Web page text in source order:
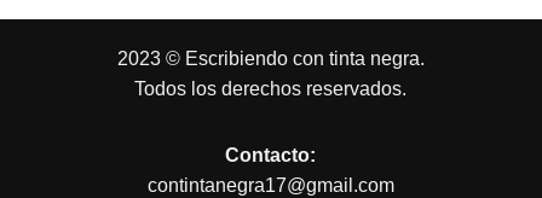
2023 © Escribiendo con tinta negra.
Todos los derechos reservados.
Contacto:
contintanegra17@gmail.com